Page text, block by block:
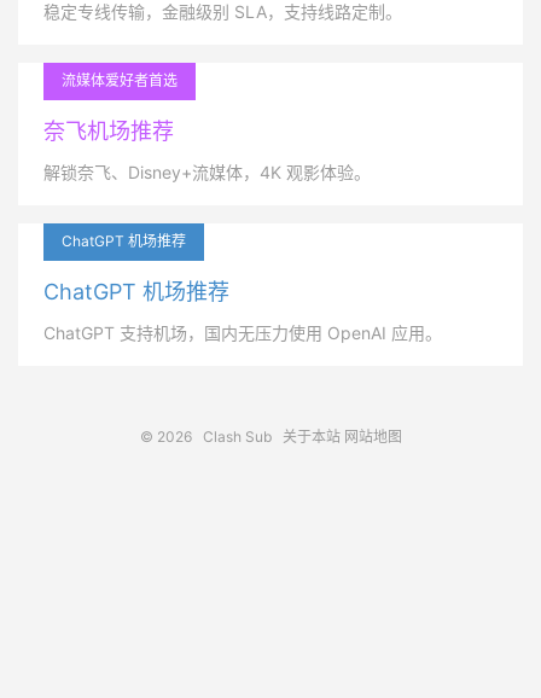
稳定专线传输，金融级别 SLA，支持线路定制。
流媒体爱好者首选
奈飞机场推荐
解锁奈飞、Disney+流媒体，4K 观影体验。
ChatGPT 机场推荐
ChatGPT 机场推荐
ChatGPT 支持机场，国内无压力使用 OpenAI 应用。
© 2026 Clash Sub 关于本站 网站地图